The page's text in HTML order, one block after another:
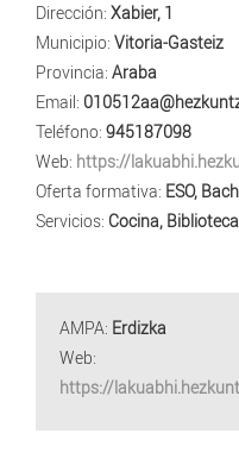
Dirección: Xabier, 1
Municipio: Vitoria-Gasteiz
Provincia: Araba
Email:
Teléfono: 945187098
Web: https://
Oferta formativa: ESO,
Servicios: Cocina,
AMPA: Erdizka
Web:
https://